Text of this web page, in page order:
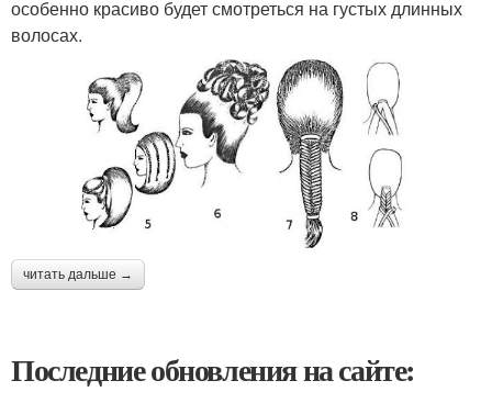
особенно красиво будет смотреться на густых длинных
волосах.
читать дальше →
Последние обновления на сайте: